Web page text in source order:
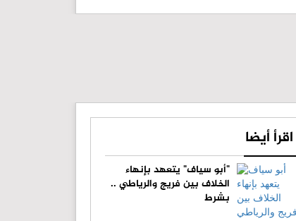
اقرأ أيضا
"أبو سياف" يتعهد بإنهاء
الخلاف بين فريج والرياطي ..
بشرط